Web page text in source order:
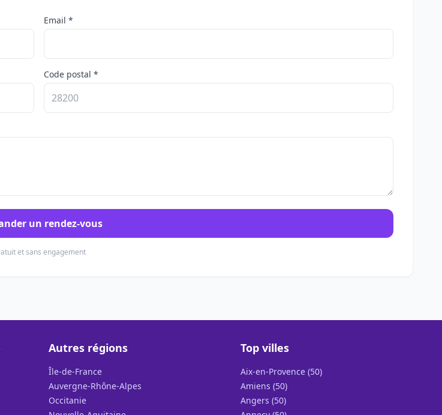
Email *
Code postal *
un rendez-vous
et sans engagement
Autres régions
Île-de-France
Auvergne-Rhône-Alpes
Occitanie
Top villes
Aix-en-Provence (50)
Amiens (50)
Angers (50)